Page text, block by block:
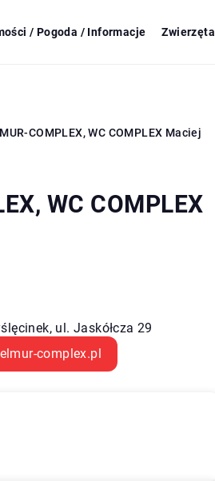
/ Pogoda / Informacje Zwierzęta
COMPLEX, WC COMPLEX Maciej
WC COMPLEX
ul. Jaskółcza 29
complex.pl